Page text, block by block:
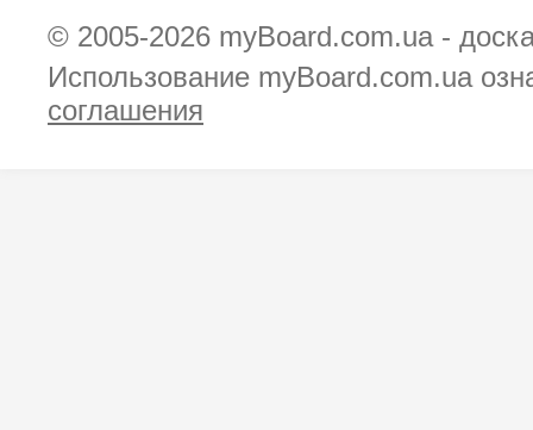
© 2005-2026 myBoard.com.ua -
Использование myBoard.com.ua
соглашения